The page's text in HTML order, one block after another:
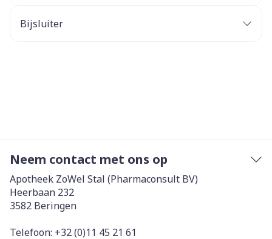
Bijsluiter
Neem contact met ons op
Apotheek ZoWel Stal (Pharmaconsult BV)
Heerbaan 232
3582 Beringen
Telefoon: +32 (0)11 45 21 61